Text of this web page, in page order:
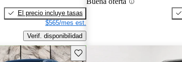
El precio incluye tasas
$565/mes est.
Verif. disponibilidad
Guarda este Aviso